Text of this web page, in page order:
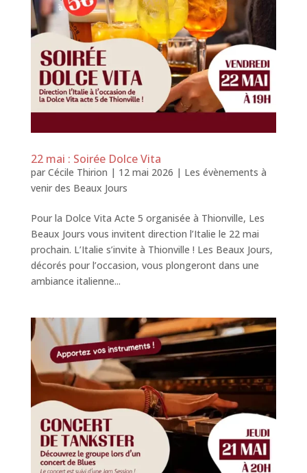
22 mai : Soirée Dolce Vita
par Cécile Thirion | 12 mai 2026 | Les évènements à
venir des Beaux Jours
Pour la Dolce Vita Acte 5 organisée à Thionville, Les
Beaux Jours vous invitent direction l’Italie le 22 mai
prochain. L’Italie s’invite à Thionville ! Les Beaux Jours,
décorés pour l’occasion, vous plongeront dans une
ambiance italienne...